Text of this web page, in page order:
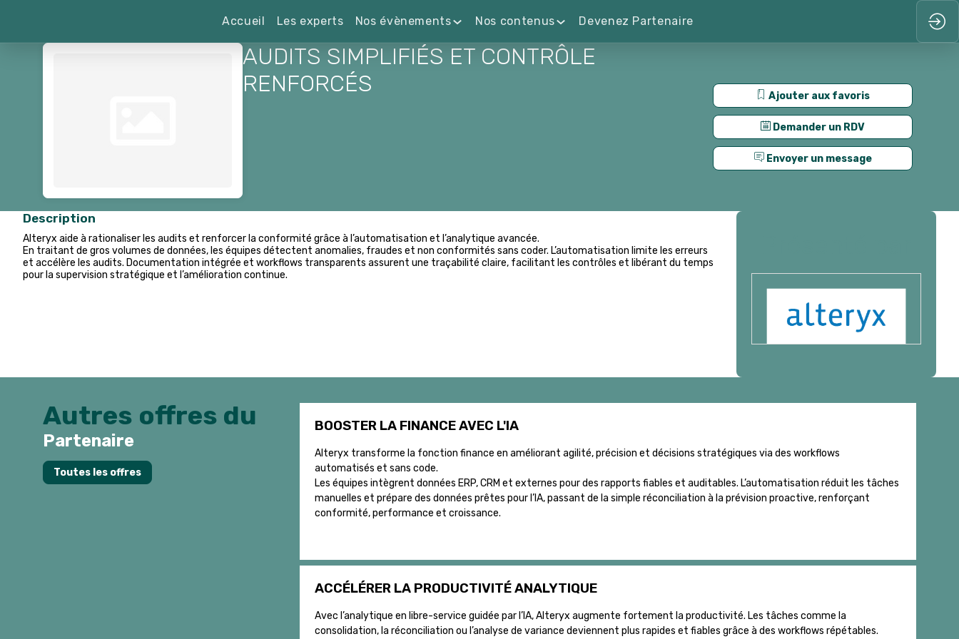
Accueil Les experts Nos évènements Nos contenus Devenez Partenaire
Ajouter aux favoris
Demander un RDV
Envoyer un message
AUDITS SIMPLIFIÉS ET CONTRÔLE
RENFORCÉS
Description
Alteryx aide à rationaliser les audits et renforcer la conformité grâce à l’automatisation et l’analytique avancée.
En traitant de gros volumes de données, les équipes détectent anomalies, fraudes et non conformités sans coder. L’automatisation limite les erreurs
et accélère les audits. Documentation intégrée et workflows transparents assurent une traçabilité claire, facilitant les contrôles et libérant du temps
pour la supervision stratégique et l’amélioration continue.
Autres offres du
Partenaire
Toutes les offres
BOOSTER LA FINANCE AVEC L'IA
Alteryx transforme la fonction finance en améliorant agilité, précision et décisions stratégiques via des workflows
automatisés et sans code.
Les équipes intègrent données ERP, CRM et externes pour des rapports fiables et auditables. L’automatisation réduit les tâches
manuelles et prépare des données prêtes pour l’IA, passant de la simple réconciliation à la prévision proactive, renforçant
conformité, performance et croissance.
ACCÉLÉRER LA PRODUCTIVITÉ ANALYTIQUE
Avec l’analytique en libre-service guidée par l’IA, Alteryx augmente fortement la productivité. Les tâches comme la
consolidation, la réconciliation ou l’analyse de variance deviennent plus rapides et fiables grâce à des workflows répétables.